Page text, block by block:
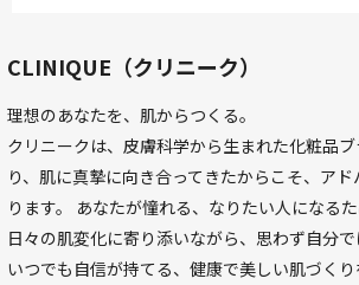
CLINIQUE（クリニーク）
理想のあなたを、肌からつくる。
クリニークは、皮膚科学から生まれた化粧品
り、肌に真摯に向き合ってきたからこそ、ア
ります。 あなたが憧れる、なりたい人になる
日々の肌変化に寄り添いながら、思わず自分で
いつでも自信が持てる、健康で美しい肌づくり